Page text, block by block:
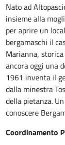
Nato ad
insieme alla
per aprire un
bergamaschi il
Marianna,
ancora oggi una
1961 inventa il
dalla minestra
della pietanza.
conoscere
Coordinamento